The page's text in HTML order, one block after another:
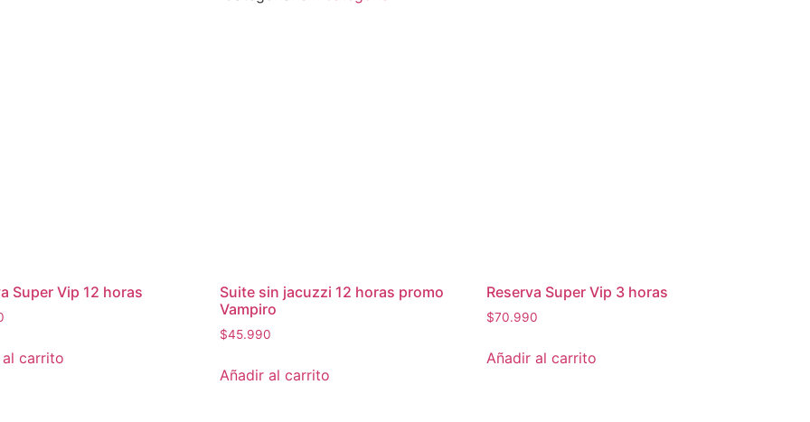
Super Vip 12 horas
carrito
Suite sin jacuzzi 12 horas promo
Vampiro
$45.990
Añadir al carrito
Reserva Super Vip 3 horas
$70.990
Añadir al carrito